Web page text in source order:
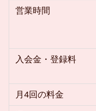
営業時間
入会金・登録料
月4回の料金